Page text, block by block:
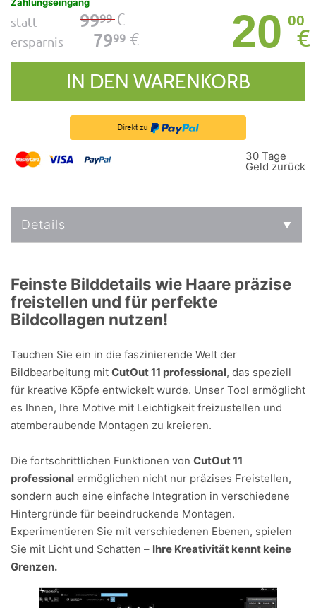
statt 9999€
ersparnis 7999 € 20 00
€
IN DEN WARENKORB
30 Tage
Geld zurück
Details
Feinste Bilddetails wie Haare präzise
freistellen und für perfekte
Bildcollagen nutzen!
Tauchen Sie ein in die faszinierende Welt der
Bildbearbeitung mit CutOut 11 professional, das speziell
für kreative Köpfe entwickelt wurde. Unser Tool ermöglicht
es Ihnen, Ihre Motive mit Leichtigkeit freizustellen und
atemberaubende Montagen zu kreieren.
Die fortschrittlichen Funktionen von CutOut 11
professional ermöglichen nicht nur präzises Freistellen,
sondern auch eine einfache Integration in verschiedene
Hintergründe für beeindruckende Montagen.
Experimentieren Sie mit verschiedenen Ebenen, spielen
Sie mit Licht und Schatten – Ihre Kreativität kennt keine
Grenzen.